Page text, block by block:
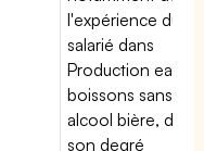
l'expérience du
salarié dans
Production eaux
boissons sans
alcool bière, de
son degré